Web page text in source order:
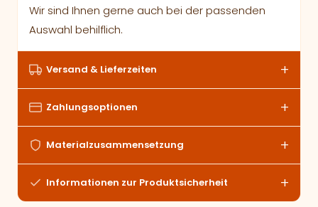
Wir sind Ihnen gerne auch bei der passenden
Auswahl behilflich.
Versand & Lieferzeiten
Zahlungsoptionen
Materialzusammensetzung
Informationen zur Produktsicherheit